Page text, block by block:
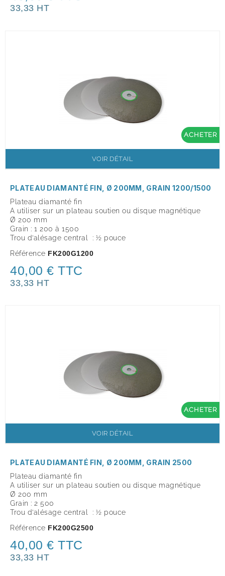
33,33 HT
ACHETER
VOIR DÉTAIL
PLATEAU DIAMANTÉ FIN, Ø 200MM, GRAIN 1200/1500
Plateau diamanté fin
A utiliser sur un plateau soutien ou disque magnétique
Ø 200 mm
Grain : 1 200 à 1500
Trou d’alésage central : ½ pouce
Référence FK200G1200
40,00 € TTC
33,33 HT
ACHETER
VOIR DÉTAIL
PLATEAU DIAMANTÉ FIN, Ø 200MM, GRAIN 2500
Plateau diamanté fin
A utiliser sur un plateau soutien ou disque magnétique
Ø 200 mm
Grain : 2 500
Trou d’alésage central : ½ pouce
Référence FK200G2500
40,00 € TTC
33,33 HT